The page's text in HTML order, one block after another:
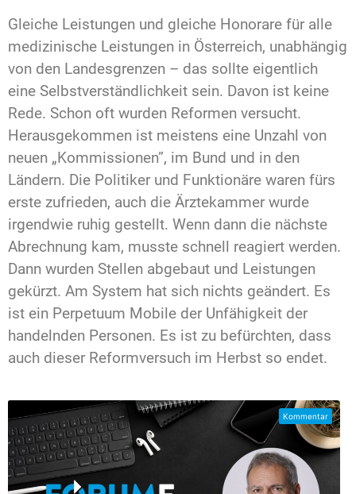
Gleiche Leistungen und gleiche Honorare für alle
medizinische Leistungen in Österreich, unabhängig
von den Landesgrenzen – das sollte eigentlich
eine Selbstverständlichkeit sein. Davon ist keine
Rede. Schon oft wurden Reformen versucht.
Herausgekommen ist meistens eine Unzahl von
neuen „Kommissionen”, im Bund und in den
Ländern. Die Politiker und Funktionäre waren fürs
erste zufrieden, auch die Ärztekammer wurde
irgendwie ruhig gestellt. Wenn dann die nächste
Abrechnung kam, musste schnell reagiert werden.
Dann wurden Stellen abgebaut und Leistungen
gekürzt. Am System hat sich nichts geändert. Es
ist ein Perpetuum Mobile der Unfähigkeit der
handelnden Personen. Es ist zu befürchten, dass
auch dieser Reformversuch im Herbst so endet.